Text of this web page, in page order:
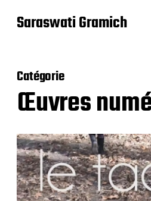
Saraswati Gramich
Catégorie
Œuvres